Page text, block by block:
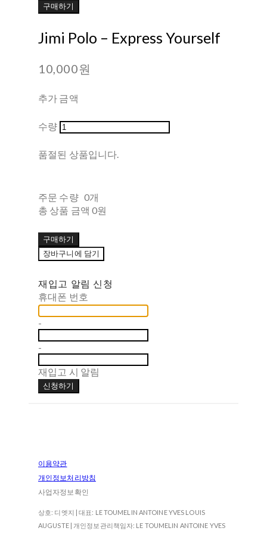
구매하기
Jimi Polo ‎– Express Yourself
10,000원
추가 금액
수량
품절된 상품입니다.
주문 수량 0개
총 상품 금액 0원
구매하기
장바구니에 담기
재입고 알림 신청
휴대폰 번호
-
-
재입고 시 알림
신청하기
이용약관
개인정보처리방침
사업자정보확인
상호: 디엣지 | 대표: LE TOUMELIN ANTOINE YVES LOUIS
AUGUSTE | 개인정보관리책임자: LE TOUMELIN ANTOINE YVES